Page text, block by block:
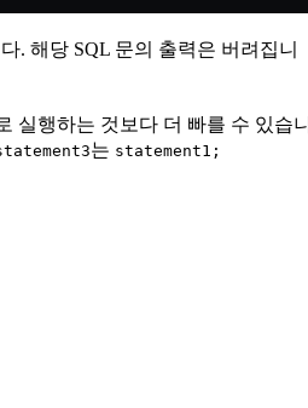
. 해당 SQL 문의 출력은 버려집니
실행하는 것보다 더 빠를 수 있습니
는 statement1;